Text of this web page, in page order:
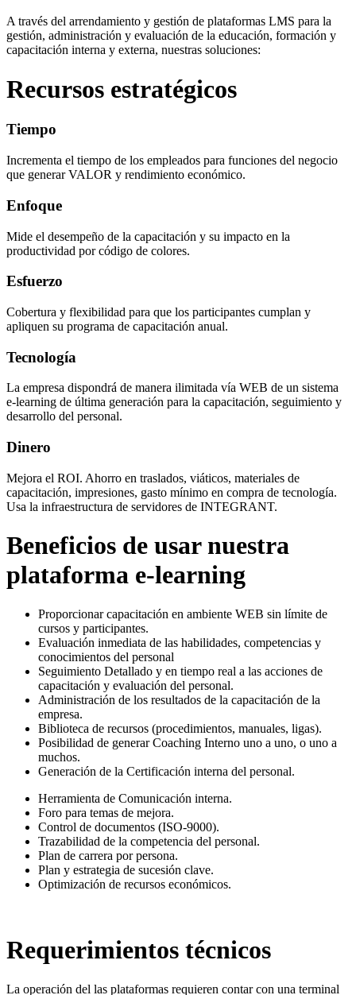
A través del arrendamiento y gestión de plataformas LMS para la
gestión, administración y evaluación de la educación, formación y
capacitación interna y externa, nuestras soluciones:
Recursos estratégicos
Tiempo
Incrementa el tiempo de los empleados para funciones del negocio
que generar VALOR y rendimiento económico.
Enfoque
Mide el desempeño de la capacitación y su impacto en la
productividad por código de colores.
Esfuerzo
Cobertura y flexibilidad para que los participantes cumplan y
apliquen su programa de capacitación anual.
Tecnología
La empresa dispondrá de manera ilimitada vía WEB de un sistema
e-learning de última generación para la capacitación, seguimiento y
desarrollo del personal.
Dinero
Mejora el ROI. Ahorro en traslados, viáticos, materiales de
capacitación, impresiones, gasto mínimo en compra de tecnología.
Usa la infraestructura de servidores de INTEGRANT.
Beneficios de usar nuestra
plataforma e-learning
Proporcionar capacitación en ambiente WEB sin límite de
cursos y participantes.
Evaluación inmediata de las habilidades, competencias y
conocimientos del personal
Seguimiento Detallado y en tiempo real a las acciones de
capacitación y evaluación del personal.
Administración de los resultados de la capacitación de la
empresa.
Biblioteca de recursos (procedimientos, manuales, ligas).
Posibilidad de generar Coaching Interno uno a uno, o uno a
muchos.
Generación de la Certificación interna del personal.
Herramienta de Comunicación interna.
Foro para temas de mejora.
Control de documentos (ISO-9000).
Trazabilidad de la competencia del personal.
Plan de carrera por persona.
Plan y estrategia de sucesión clave.
Optimización de recursos económicos.
Requerimientos técnicos
La operación del las plataformas requieren contar con una terminal